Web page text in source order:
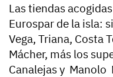
Las tiendas
Eurospar de la isla:
Vega, Triana, Costa
Mácher, más los
Canalejas y Manolo